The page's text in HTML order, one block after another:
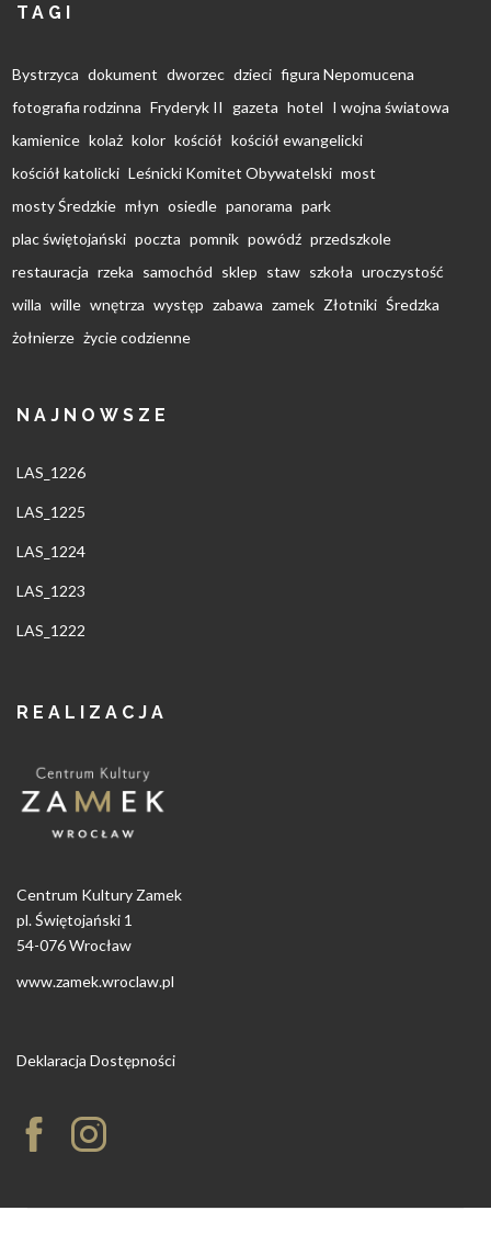
TAGI
Bystrzyca dokument dworzec dzieci figura Nepomucena
fotografia rodzinna Fryderyk II gazeta hotel I wojna światowa
kamienice kolaż kolor kościół kościół ewangelicki
kościół katolicki Leśnicki Komitet Obywatelski most
mosty Średzkie młyn osiedle panorama park
plac świętojański poczta pomnik powódź przedszkole
restauracja rzeka samochód sklep staw szkoła uroczystość
willa wille wnętrza występ zabawa zamek Złotniki Średzka
żołnierze życie codzienne
NAJNOWSZE
LAS_1226
LAS_1225
LAS_1224
LAS_1223
LAS_1222
REALIZACJA
Centrum Kultury Zamek
pl. Świętojański 1
54-076 Wrocław
www.zamek.wroclaw.pl
Deklaracja Dostępności